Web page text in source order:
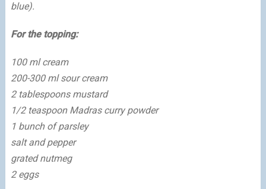
blue).
For the topping:
100 ml cream
200-300 ml sour cream
2 tablespoons mustard
1/2 teaspoon Madras curry powder
1 bunch of parsley
salt and pepper
grated nutmeg
2 eggs